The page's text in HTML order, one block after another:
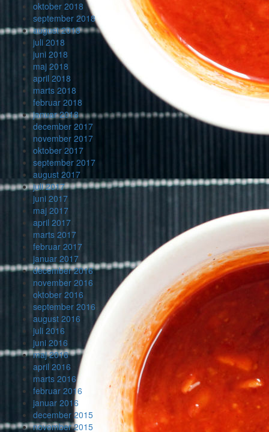
oktober 2018
september 2018
august 2018
juli 2018
juni 2018
maj 2018
april 2018
marts 2018
februar 2018
januar 2018
december 2017
november 2017
oktober 2017
september 2017
august 2017
juli 2017
juni 2017
maj 2017
april 2017
marts 2017
februar 2017
januar 2017
december 2016
november 2016
oktober 2016
september 2016
august 2016
juli 2016
juni 2016
maj 2016
april 2016
marts 2016
februar 2016
januar 2016
december 2015
november 2015